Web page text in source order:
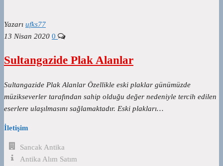
Yazarı ufks77
13 Nisan 2020 0
Sultangazide Plak Alanlar
Sultangazide Plak Alanlar Özellikle eski plaklar günümüzde
müzikseverler tarafından sahip olduğu değer nedeniyle tercih edilen
eserlere ulaşılmasını sağlamaktadır. Eski plakları…
İletişim
Sancak Antika
Antika Alım Satım